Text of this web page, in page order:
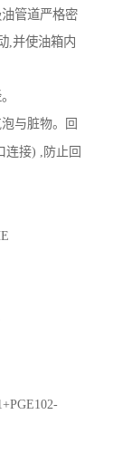
管道严格密
,并使油箱内
与脏物。回
连接) ,防止回